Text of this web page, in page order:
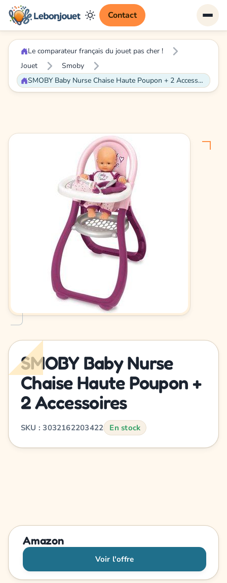
Contact
Le comparateur français du jouet pas cher !
Jouet
Smoby
SMOBY Baby Nurse Chaise Haute Poupon + 2 Accessoires
SMOBY Baby Nurse
Chaise Haute Poupon +
2 Accessoires
SKU : 3032162203422 En stock
Amazon
Voir l'offre